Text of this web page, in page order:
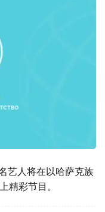
艺人将在以哈萨克族
精彩节目。